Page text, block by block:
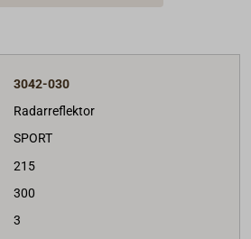
3042-030
Radarreflektor
SPORT
215
300
3